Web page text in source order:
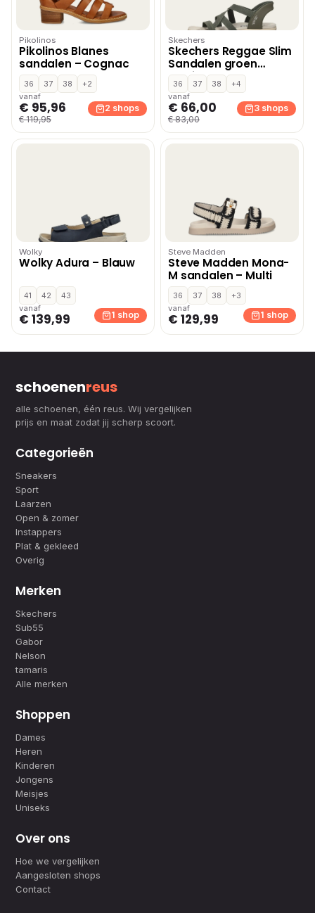
Pikolinos
Pikolinos Blanes
sandalen – Cognac
36 37 38
+2
vanaf
€ 95,96
€ 119,95
2 shops
Skechers
Skechers Reggae Slim
Sandalen groen
Textiel
36 37 38
+4
vanaf
€ 66,00
€ 83,00
3 shops
Wolky
Wolky Adura – Blauw
41 42
43
vanaf
€ 139,99 1 shop
Steve Madden
Steve Madden Mona-
M sandalen – Multi
36 37 38
+3
vanaf
€ 129,99 1 shop
schoenenreus
alle schoenen, één reus. Wij vergelijken
prijs en maat zodat jij scherp scoort.
Categorieën
Sneakers
Sport
Laarzen
Open & zomer
Instappers
Plat & gekleed
Overig
Merken
Skechers
Sub55
Gabor
Nelson
tamaris
Alle merken
Shoppen
Dames
Heren
Kinderen
Jongens
Meisjes
Uniseks
Over ons
Hoe we vergelijken
Aangesloten shops
Contact